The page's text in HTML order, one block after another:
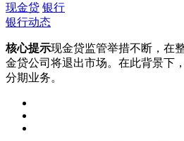
现金贷 银行
银行动态
核心提示现金贷监管举措不断，在
金贷公司将退出市场。在此背景下
分期业务。